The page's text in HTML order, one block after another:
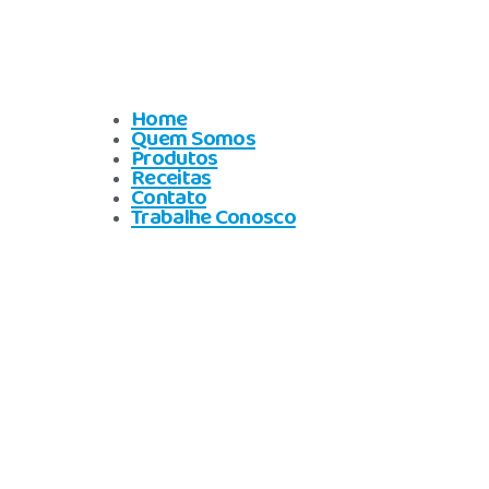
Home
Quem Somos
Produtos
Receitas
Contato
Trabalhe Conosco